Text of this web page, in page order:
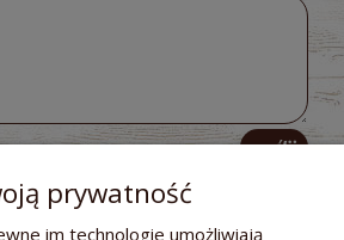
wyślij
prywatność
im technologie umożliwiają